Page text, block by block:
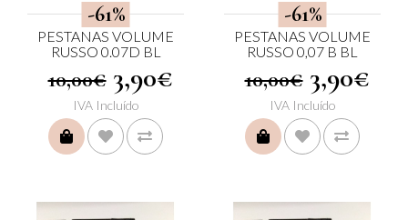
-61%
PESTANAS VOLUME
RUSSO 0.07D BL
10,00€ 3,90€
IVA Incluído
COMPRAR
-61%
PESTANAS VOLUME
RUSSO 0,07 B BL
10,00€ 3,90€
IVA Incluído
COMPRAR